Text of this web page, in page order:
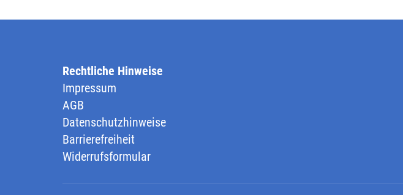
Rechtliche Hinweise
Impressum
AGB
Datenschutzhinweise
Barrierefreiheit
Widerrufsformular